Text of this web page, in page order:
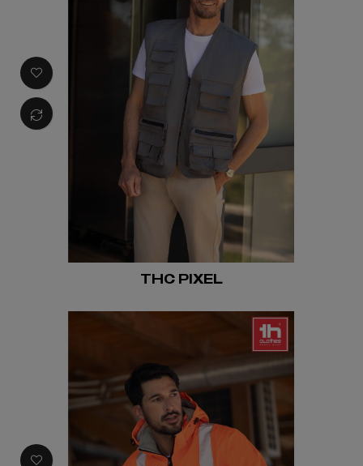
THC PIXEL